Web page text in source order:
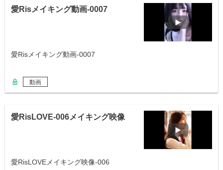
愛Risメイキング動画-0007
愛Risメイキング動画-0007
動画
愛RisLOVE-006メイキング映像
愛RisLOVEメイキング映像-006